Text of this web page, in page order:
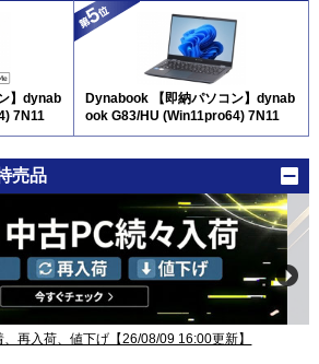
】dynab
7N11
Dynabook 【即納パソコン】dynab
ook G83/HU (Win11pro64) 7N11
売品
再入荷、値下げ【26/08/09 16:00更新】